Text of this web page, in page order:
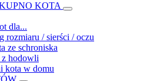
KOTA
dla...
rozmiaru / sierści / oczu
ze schroniska
hodowli
kota w domu